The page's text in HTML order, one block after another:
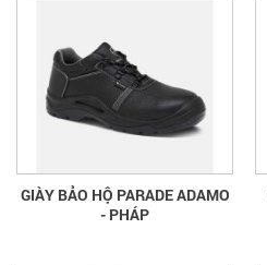
GIÀY BẢO HỘ PARADE ADAMO
- PHÁP